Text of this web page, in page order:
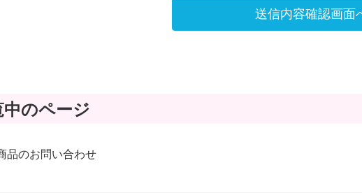
送信内容確認画面
中のページ
品のお問い合わせ